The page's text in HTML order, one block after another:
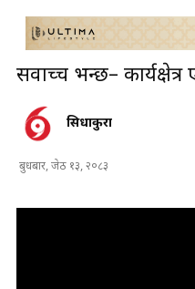
सर्वोच्च भन्छ–
सिधाकुरा
बुधबार, जेठ १३, २०८३